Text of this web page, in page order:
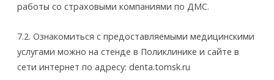
работы со страховыми компаниями по ДМС.
7.2. Ознакомиться с предоставляемыми медицинскими
услугами можно на стенде в Поликлинике и сайте в
сети интернет по адресу: denta.tomsk.ru